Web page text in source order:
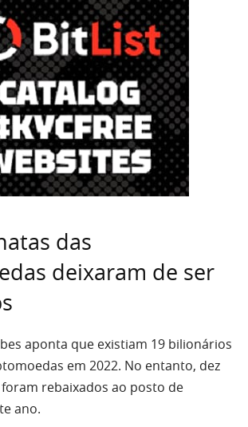
das
deixaram de ser
aponta que existiam 19 bilionários
em 2022. No entanto, dez
rebaixados ao posto de
ano.